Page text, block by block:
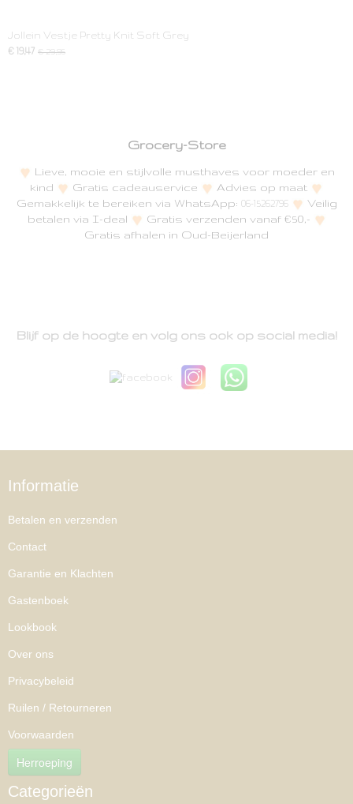
Jollein Vestje Pretty Knit Soft Grey
€ 19,47 € 29,95
Grocery-Store
Lieve, mooie en stijlvolle musthaves voor moeder en
kind
Gratis cadeauservice
Advies op maat
Gemakkelijk te bereiken via WhatsApp: 06-15262796
Veilig
betalen via I-deal
Gratis verzenden vanaf €50,-
Gratis afhalen in Oud-Beijerland
Blijf op de hoogte en volg ons ook op social media!
Informatie
Betalen en verzenden
Contact
Garantie en Klachten
Gastenboek
Lookbook
Over ons
Privacybeleid
Ruilen / Retourneren
Voorwaarden
Herroeping
Categorieën